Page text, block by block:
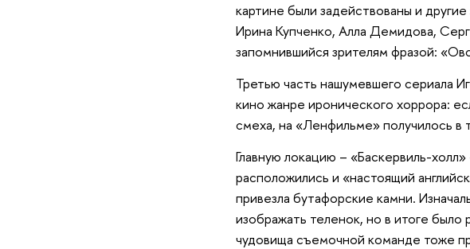
картине были задействованы и
Ирина Купченко, Алла Демидова,
запомнившийся зрителям фразой:
Третью часть нашумевшего сериала
кино жанре иронического хоррора:
смеха, на «Ленфильме» получилось в
Главную локацию – «Баскервиль-
расположились и «настоящий
привезла бутафорские камни.
изображать теленок, но в итоге
чудовища съемочной команде тоже